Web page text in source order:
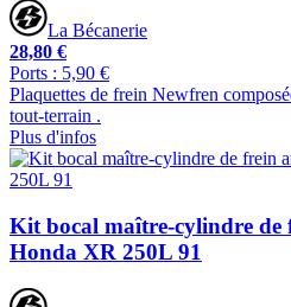
La Bécanerie
28,80 €
Ports : 5,90 €
Plaquettes de frein Newfren
tout-terrain .
Plus d'infos
Kit bocal maître-cylindre
Honda XR 250L 91